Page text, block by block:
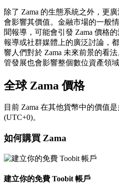
除了 Zama 的生態系統之外，更
會影響其價值。金融市場的一般
聞報導，可能會引發 Zama 價格
報導或社群媒體上的廣泛討論，
響人們對於 Zama 未來前景的看
管發展也會影響整個數位資產領
全球 Zama 價格
目前 Zama 在其他貨幣中的價值
(UTC+0)。
如何購買 Zama
建立你的免費 Toobit 帳戶